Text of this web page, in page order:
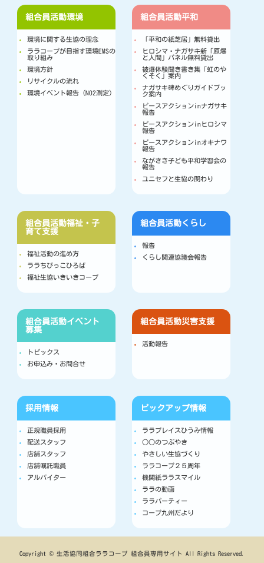
組合員活動環境
環境に関する生協の理念
ララコープが目指す環境EMSの
取り組み
環境方針
リサイクルの流れ
環境イベント報告（NO2測定）
組合員活動平和
「平和の紙芝居」無料貸出
ヒロシマ・ナガサキ新「原爆
と人間」パネル無料貸出
被爆体験聞き書き集「虹のや
くそく」案内
ナガサキ碑めぐりガイドブッ
ク案内
ピースアクションinナガサキ
報告
ピースアクションinヒロシマ
報告
ピースアクションinオキナワ
報告
ながさき子ども平和学習会の
報告
ユニセフと生協の関わり
組合員活動福祉・子
育て支援
福祉活動の進め方
ララちびっこひろば
福祉生協いきいきコープ
組合員活動くらし
報告
くらし関連協議会報告
組合員活動イベント
募集
トピックス
お申込み・お問合せ
組合員活動災害支援
活動報告
採用情報
正規職員採用
配送スタッフ
店舗スタッフ
店舗嘱託職員
アルバイター
ピックアップ情報
ララプレイスひうみ情報
○○のつぶやき
やさしい生協づくり
ララコープ２５周年
機関紙ララスマイル
ララの動画
ララパーティー
コープ九州だより
Copyright © 生活協同組合ララコープ 組合員専用サイト All Rights Reserved.